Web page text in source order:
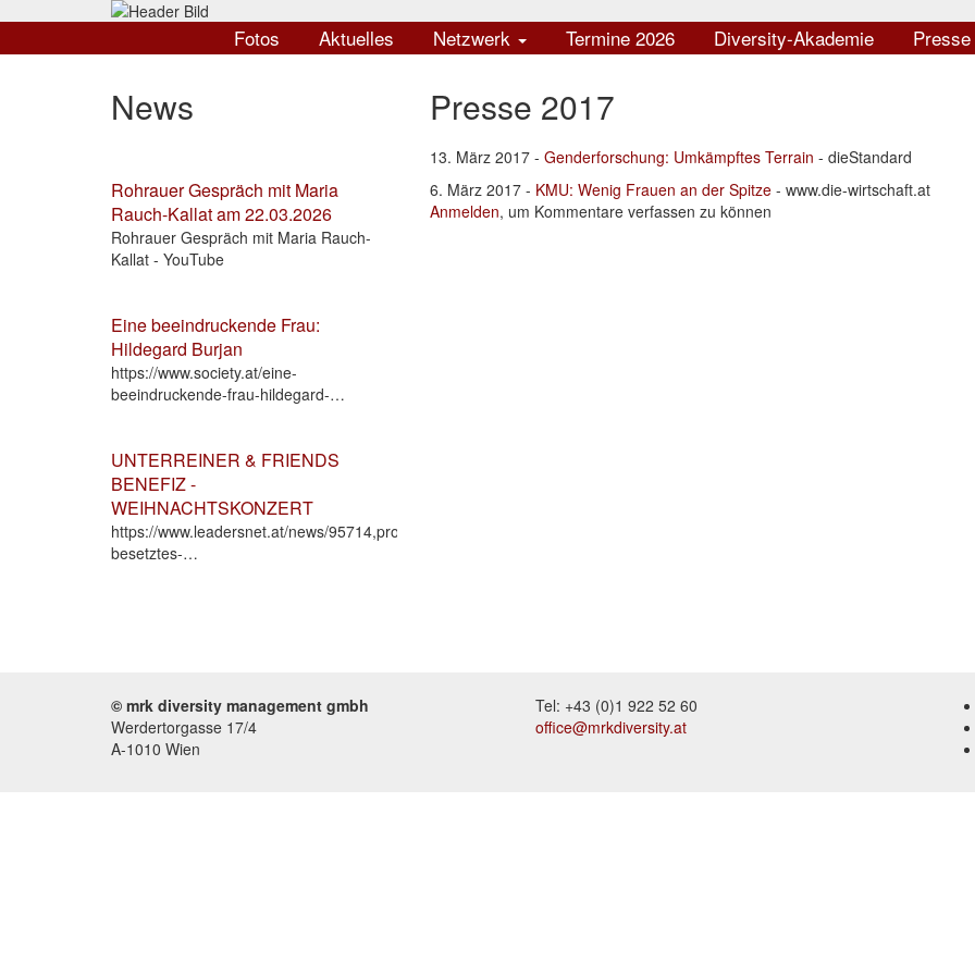
Inhalt
HauptnavigationFotos Aktuelles Netzwerk Termine 2026 Diversity-Akademie Presse
News
Rohrauer Gespräch mit Maria
Rauch-Kallat am 22.03.2026
Rohrauer Gespräch mit Maria Rauch-
Kallat - YouTube
Eine beeindruckende Frau:
Hildegard Burjan
https://www.society.at/eine-
beeindruckende-frau-hildegard-…
UNTERREINER & FRIENDS
BENEFIZ -
WEIHNACHTSKONZERT
https://www.leadersnet.at/news/95714,prominent-
besetztes-…
Presse 2017
13. März 2017 - Genderforschung: Umkämpftes Terrain - dieStandard
6. März 2017 - KMU: Wenig Frauen an der Spitze- www.die-wirtschaft.at
Anmelden, um Kommentare verfassen zu können
© mrk diversity management gmbh
Werdertorgasse 17/4
A-1010 Wien
Tel: +43 (0)1 922 52 60
office@mrkdiversity.at